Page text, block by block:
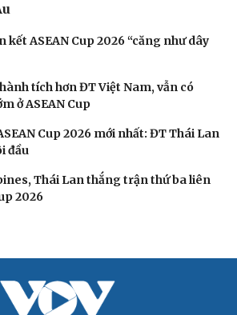
kết ASEAN Cup 2026 “căng như dây
tích hơn ĐT Việt Nam, vẫn có
ở ASEAN Cup
Cup 2026 mới nhất: ĐT Thái Lan
đầu
Thái Lan thắng trận thứ ba liên
2026